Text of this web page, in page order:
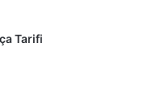
Tarifi